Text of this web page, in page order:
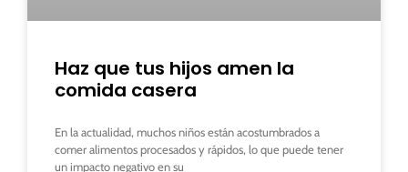
Haz que tus hijos amen la
comida casera
En la actualidad, muchos niños están acostumbrados a
comer alimentos procesados ​​y rápidos, lo que puede tener
un impacto negativo en su